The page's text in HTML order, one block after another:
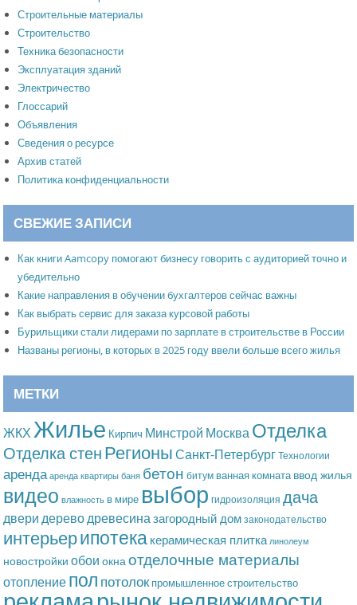
Строительные материалы
Строительство
Техника безопасности
Эксплуатация зданий
Электричество
Глоссарий
Объявления
Сведения о ресурсе
Архив статей
Политика конфиденциальности
СВЕЖИЕ ЗАПИСИ
Как книги Aamcopy помогают бизнесу говорить с аудиторией точно и
убедительно
Какие направления в обучении бухгалтеров сейчас важны
Как выбрать сервис для заказа курсовой работы
Бурильщики стали лидерами по зарплате в строительстве в России
Названы регионы, в которых в 2025 году ввели больше всего жилья
МЕТКИ
ЖКХ Жилье Кирпич Минстрой МоскваОтделка
Отделка стенРегионы Санкт-Петербург Технологии
аренда аренда квартиры баня бетон битум ванная комната ввод жилья
видео влажность в мире выбор гидроизоляция дача
двери дереводревесиназагородный дом законодательство
интерьерипотека керамическая плитка линолеум
новостройки обои окна отделочные материалы
отоплениепол потолок промышленное строительство